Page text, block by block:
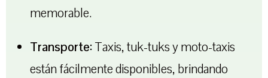
memorable.
Transporte:Taxis, tuk-tuks y moto-taxis
están fácilmente disponibles, brindando